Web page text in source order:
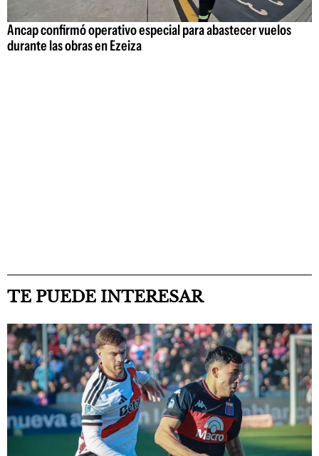
Ancap confirmó operativo especial para abastecer vuelos
durante las obras en Ezeiza
TE PUEDE INTERESAR